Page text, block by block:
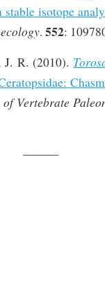
isotope
. 552:
J. R. (2010).
Vertebrate
———